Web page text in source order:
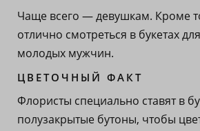
Чаще всего — девушкам. Кроме
отлично смотреться в букетах
молодых мужчин.
ЦВЕТОЧНЫЙ ФАКТ
Флористы специально ставят в
полузакрытые бутоны, чтобы